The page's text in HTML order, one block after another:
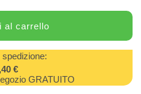
spedizione:
€
GRATUITO